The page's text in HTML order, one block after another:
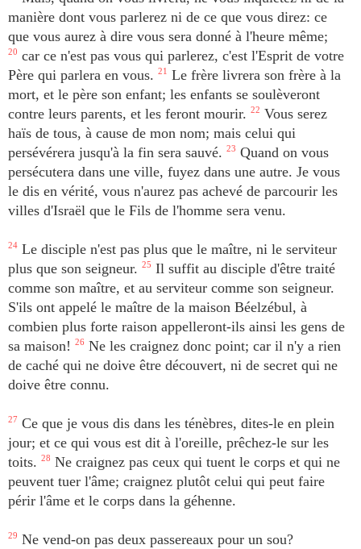
manière dont vous parlerez ni de ce que vous direz: ce
que vous aurez à dire vous sera donné à l'heure même;
20 car ce n'est pas vous qui parlerez, c'est l'Esprit de votre
Père qui parlera en vous. 21
Le frère livrera son frère à la
mort, et le père son enfant; les enfants se soulèveront
contre leurs parents, et les feront mourir. 22 Vous serez
haïs de tous, à cause de mon nom; mais celui qui
persévérera jusqu'à la fin sera sauvé. 23 Quand on vous
persécutera dans une ville, fuyez dans une autre. Je vous
le dis en vérité, vous n'aurez pas achevé de parcourir les
villes d'Israël que le Fils de l'homme sera venu.
24 Le disciple n'est pas plus que le maître, ni le serviteur
plus que son seigneur. 25 Il suffit au disciple d'être traité
comme son maître, et au serviteur comme son seigneur.
S'ils ont appelé le maître de la maison Béelzébul, à
combien plus forte raison appelleront-ils ainsi les gens de
sa maison!
26 Ne les craignez donc point; car il n'y a rien
de caché qui ne doive être découvert, ni de secret qui ne
doive être connu.
27 Ce que je vous dis dans les ténèbres, dites-le en plein
jour; et ce qui vous est dit à l'oreille, prêchez-le sur les
toits. 28 Ne craignez pas ceux qui tuent le corps et qui ne
peuvent tuer l'âme; craignez plutôt celui qui peut faire
périr l'âme et le corps dans la géhenne.
29 Ne vend-on pas deux passereaux pour un sou?